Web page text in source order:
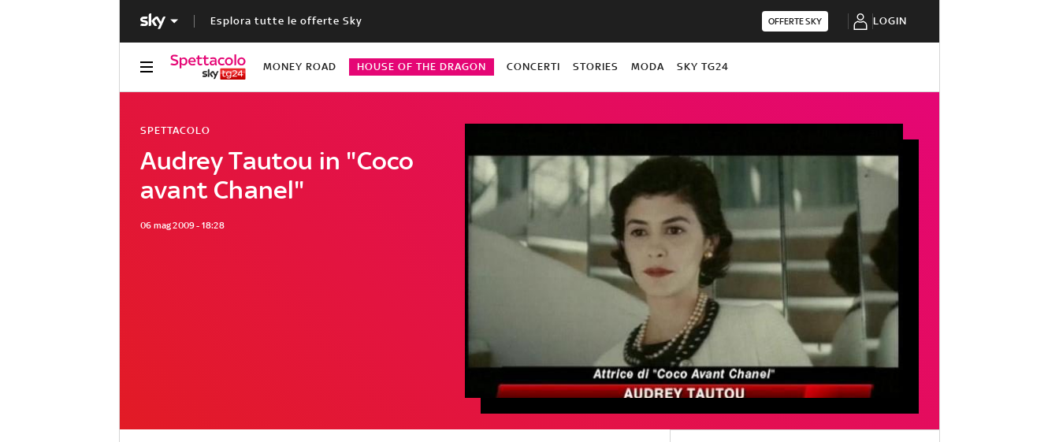
Esplora tutte le offerte Sky OFFERTE SKY LOGIN
MONEY ROAD HOUSE OF THE DRAGON CONCERTI STORIES MODA SKY TG24
Audrey Tautou in "Coco
avant Chanel"
SPETTACOLO
06 mag 2009 - 18:28